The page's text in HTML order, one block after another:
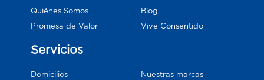
Quiénes Somos
Promesa de Valor
Blog
Vive Consentido
Servicios
Domicilios
Nuestras marcas